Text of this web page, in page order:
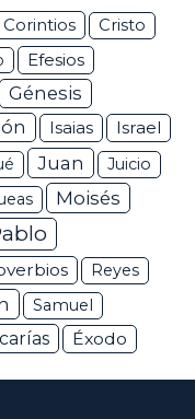
Corintios Cristo
Efesios
Génesis
Isaias Israel
Juan
Juicio
Moisés
Reyes
Samuel
Éxodo